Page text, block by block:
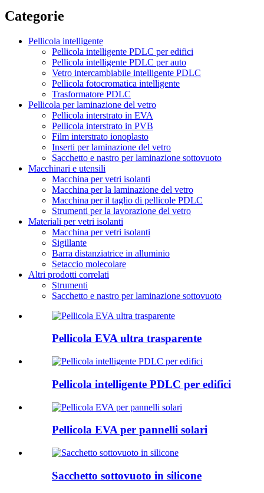
Categorie
Pellicola intelligente
Pellicola intelligente PDLC per edifici
Pellicola intelligente PDLC per auto
Vetro intercambiabile intelligente PDLC
Pellicola fotocromatica intelligente
Trasformatore PDLC
Pellicola per laminazione del vetro
Pellicola interstrato in EVA
Pellicola interstrato in PVB
Film interstrato ionoplasto
Inserti per laminazione del vetro
Sacchetto e nastro per laminazione sottovuoto
Macchinari e utensili
Macchina per vetri isolanti
Macchina per la laminazione del vetro
Macchina per il taglio di pellicole PDLC
Strumenti per la lavorazione del vetro
Materiali per vetri isolanti
Macchina per vetri isolanti
Sigillante
Barra distanziatrice in alluminio
Setaccio molecolare
Altri prodotti correlati
Strumenti
Sacchetto e nastro per laminazione sottovuoto
Pellicola EVA ultra trasparente
Pellicola intelligente PDLC per edifici
Pellicola EVA per pannelli solari
Sacchetto sottovuoto in silicone